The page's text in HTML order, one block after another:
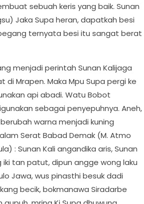
sebuah keris yang baik. Sunan
Jaka Supa heran, dapatkah besi
ternyata besi itu sangat berat
menjadi perintah Sunan Kalijaga
di Mrapen. Maka Mpu Supa pergi ke
api abadi. Watu Bobot
sebagai penyepuhnya. Aneh,
warna menjadi kuning
Serat Babad Demak (M. Atmo
: Sunan Kali angandika aris, Sunan
iki tan patut, dipun angge wong laku
Jawa, wus pinasthi besuk dadi
becik, bokmanawa Siradarbe